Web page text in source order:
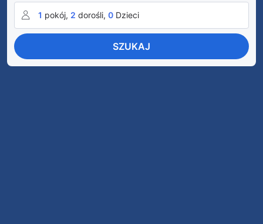
1 pokój, 2 dorośli, 0 Dzieci
SZUKAJ